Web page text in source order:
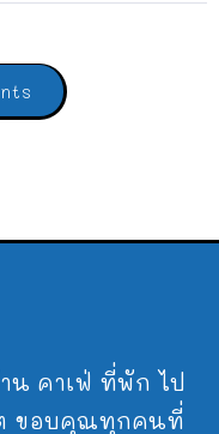
น คาเฟ่ ที่พัก ไป
ขอบคุณทุกคนที่